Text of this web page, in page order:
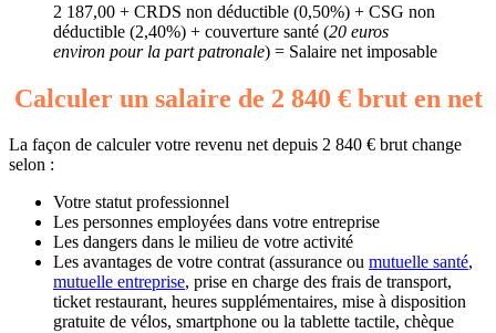
2 187,00 + CRDS non déductible (0,50%) + CSG non
déductible (2,40%) + couverture santé (20 euros
environ pour la part patronale) = Salaire net imposable
Calculer un salaire de 2 840 € brut en net
La façon de calculer votre revenu net depuis 2 840 € brut change
selon :
Votre statut professionnel
Les personnes employées dans votre entreprise
Les dangers dans le milieu de votre activité
Les avantages de votre contrat (assurance ou mutuelle santé,
mutuelle entreprise, prise en charge des frais de transport,
ticket restaurant, heures supplémentaires, mise à disposition
gratuite de vélos, smartphone ou la tablette tactile, chèque